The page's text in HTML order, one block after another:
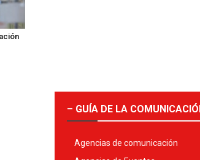
– GUÍA DE LA
Agencias de comunicación